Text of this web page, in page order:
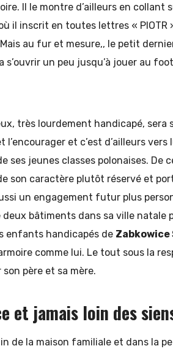
Il le montre d’ailleurs en
il inscrit en toutes lettres «
au fur et mesure,, le petit
s’ouvrir un peu jusqu’à jouer au
très lourdement handicapé,
l’encourager et c’est d’ailleurs
ses jeunes classes polonaises. De
son caractère plutôt réservé et
un engagement futur plus
deux bâtiments dans sa ville natale
enfants handicapés de Zabkowice
comme lui. Le tout sous la
père et sa mère.
et jamais loin des
de la maison familiale et dans la